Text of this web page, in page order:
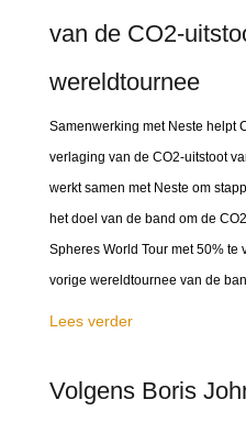
van de CO2-
wereldtournee
Samenwerking met Neste helpt
verlaging van de CO2-uitstoot
werkt samen met Neste om
het doel van de band om de
Spheres World Tour met 50%
vorige wereldtournee van de
Lees verder
Volgens Boris